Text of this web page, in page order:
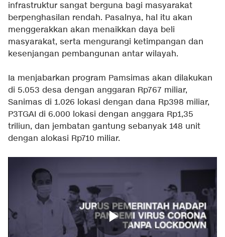
infrastruktur sangat berguna bagi masyarakat
berpenghasilan rendah. Pasalnya, hal itu akan
menggerakkan akan menaikkan daya beli
masyarakat, serta mengurangi ketimpangan dan
kesenjangan pembangunan antar wilayah.
Ia menjabarkan program Pamsimas akan dilakukan
di 5.053 desa dengan anggaran Rp767 miliar,
Sanimas di 1.026 lokasi dengan dana Rp398 miliar,
P3TGAI di 6.000 lokasi dengan anggara Rp1,35
triliun, dan jembatan gantung sebanyak 148 unit
dengan alokasi Rp710 miliar.